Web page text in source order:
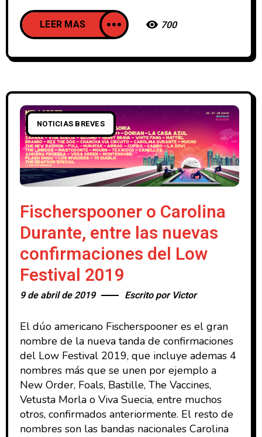
LEER MAS 700
NOTICIAS BREVES
Fischerspooner o Carolina
Durante, entre las nuevas
confirmaciones del Low
Festival 2019
9 de abril de 2019 Escrito por Victor
El dúo americano Fischerspooner es el gran
nombre de la nueva tanda de confirmaciones
del Low Festival 2019, que incluye ademas 4
nombres más que se unen por ejemplo a
New Order, Foals, Bastille, The Vaccines,
Vetusta Morla o Viva Suecia, entre muchos
otros, confirmados anteriormente. El resto de
nombres son las bandas nacionales Carolina